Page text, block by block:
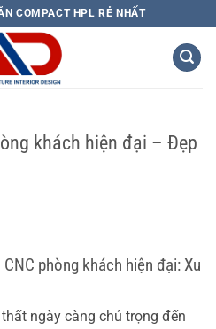
COMPACT HPL RẺ NHẤT
khách hiện đại – Đẹp
phòng khách hiện đại: Xu
ngày càng chú trọng đến